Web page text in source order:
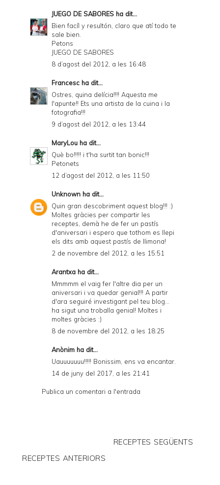
JUEGO DE SABORES ha dit...
Bien facíl y resultón, claro que atí todo te
sale bien.
Petons
JUEGO DE SABORES
8 d’agost del 2012, a les 16:48
Francesc ha dit...
Ostres, quina delícia!!!! Aquesta me
l'apunte!! Ets una artista de la cuina i la
fotografia!!!
9 d’agost del 2012, a les 13:44
MaryLou ha dit...
Què bo!!!!! i t'ha surtit tan bonic!!!
Petonets
12 d’agost del 2012, a les 11:50
Unknown ha dit...
Quin gran descobriment aquest blog!!! :)
Moltes gràcies per compartir les
receptes, demà he de fer un pastís
d'aniversari i espero que tothom es llepi
els dits amb aquest pastís de llimona!
2 de novembre del 2012, a les 15:51
Arantxa ha dit...
Mmmmm el vaig fer l'altre dia per un
aniversari i va quedar genial!!! A partir
d'ara seguiré investigant pel teu blog...
ha sigut una troballa genial! Moltes i
moltes gràcies :)
8 de novembre del 2012, a les 18:25
Anònim ha dit...
Uauuuuuuu!!!!! Bonissim, ens va encantar.
14 de juny del 2017, a les 21:41
Publica un comentari a l'entrada
RECEPTES SEGÜENTS
RECEPTES ANTERIORS